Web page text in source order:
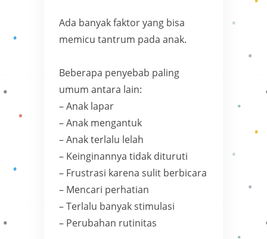
Ada banyak faktor yang bisa
memicu tantrum pada anak.
Beberapa penyebab paling
umum antara lain:
– Anak lapar
– Anak mengantuk
– Anak terlalu lelah
– Keinginannya tidak dituruti
– Frustrasi karena sulit berbicara
– Mencari perhatian
– Terlalu banyak stimulasi
– Perubahan rutinitas